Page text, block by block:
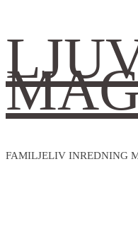
FAMILJELIV INREDNING